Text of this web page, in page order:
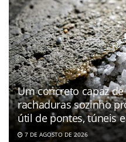
Um concreto capaz
rachaduras sozinho
útil de pontes, túneis
7 DE AGOSTO DE 2026